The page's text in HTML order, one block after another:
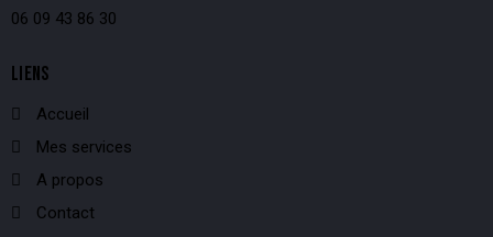
06 09 43 86 30
LIENS
Accueil
Mes services
A propos
Contact